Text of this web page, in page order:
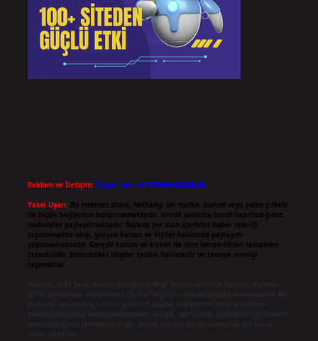
Reklam ve İletişim: Skype: live:.cid.575569c608265c69
Yasal Uyarı: Bu internet sitesi, herhangi bir marka, kurum veya şahıs şirketi
ile hiçbir bağlantısı bulunmamaktadır. Sitede yalnızca kendi hazırladığımız
makaleler paylaşılmaktadır. Burada yer alan içerikler haber niteliği
taşımamakta olup, gerçek kurum ve kişiler hakkında paylaşım
yapılmamaktadır. Gerçek kurum ve kişiler ile isim benzerlikleri tamamen
tesadüfidir. Sitemizdeki bilgiler taslak halindedir ve tavsiye niteliği
taşımazlar.
Sitemiz, 5651 Sayılı Kanun gereğince Bilgi Teknolojileri ve İletişim Kurumu
(BTK) tarafından onaylanmış bir Yer Sağlayıcı olarak hizmet vermektedir. Bu
nedenle, sitedeki içerikleri proaktif olarak denetleme veya araştırma
yükümlülüğümüz bulunmamaktadır. Ancak, üyelerimiz yazdıkları içeriklerin